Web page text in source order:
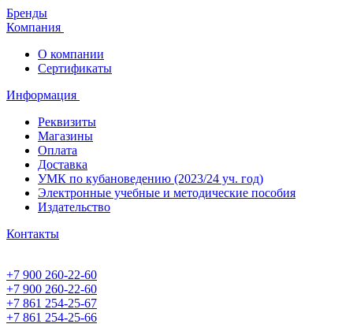
Бренды
Компания
О компании
Сертификаты
Информация
Реквизиты
Магазины
Oплата
Доставка
УМК по кубановедению (2023/24 уч. год)
Электронные учебные и методические пособия
Издательство
Контакты
+7 900 260-22-60
+7 900 260-22-60
+7 861 254-25-67
+7 861 254-25-66